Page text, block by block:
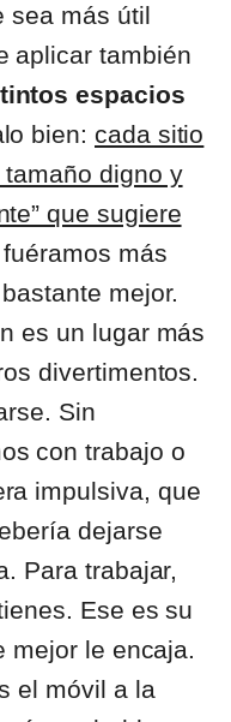
sea más útil
aplicar también
espacios
bien: cada sitio
digno y
que sugiere
fuéramos más
mejor.
es un lugar más
divertimentos.
Sin
con trabajo o
impulsiva, que
dejarse
Para trabajar,
Ese es su
mejor le encaja.
el móvil a la